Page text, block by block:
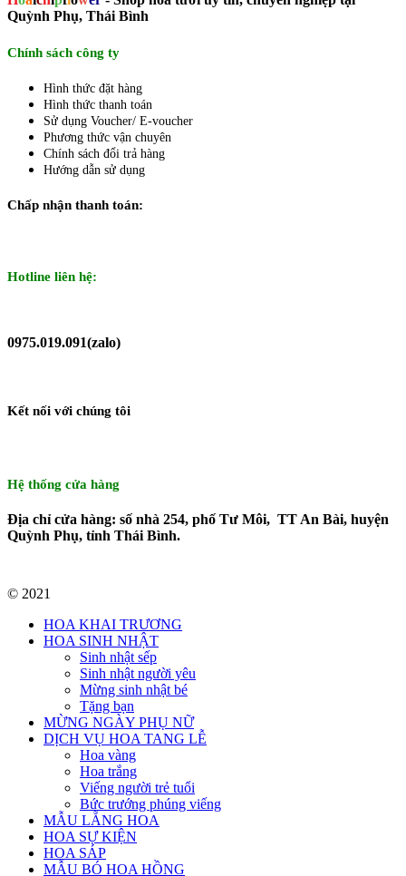
Quỳnh Phụ, Thái Bình
Chính sách công ty
Hình thức đặt hàng
Hình thức thanh toán
Sử dụng Voucher/ E-voucher
Phương thức vận chuyên
Chính sách đổi trả hàng
Hướng dẫn sử dụng
Chấp nhận thanh toán:
Hotline liên hệ:
0975.019.091(zalo)
Kết nối với chúng tôi
Hệ thống cửa hàng
Địa chỉ cửa hàng: số nhà 254, phố Tư Môi, TT An Bài, huyện
Quỳnh Phụ, tỉnh Thái Bình.
© 2021
HOA KHAI TRƯƠNG
HOA SINH NHẬT
Sinh nhật sếp
Sinh nhật người yêu
Mừng sinh nhật bé
Tặng bạn
MỪNG NGÀY PHỤ NỮ
DỊCH VỤ HOA TANG LỄ
Hoa vàng
Hoa trắng
Viếng người trẻ tuổi
Bức trướng phúng viếng
MẪU LẴNG HOA
HOA SỰ KIỆN
HOA SÁP
MẪU BÓ HOA HỒNG